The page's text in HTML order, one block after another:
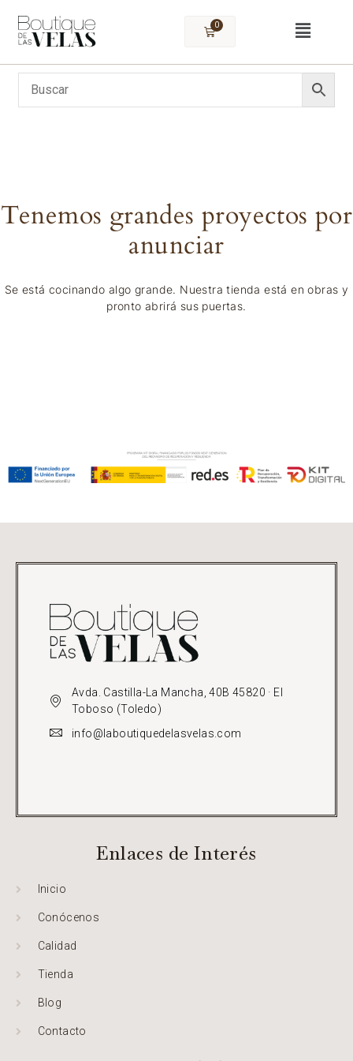
0
Tenemos grandes proyectos por
anunciar
Se está cocinando algo grande. Nuestra tienda está en obras y
pronto abrirá sus puertas.
Avda. Castilla-La Mancha, 40B 45820 · El
Toboso (Toledo)
info@laboutiquedelasvelas.com
Enlaces de Interés
Inicio
Conócenos
Calidad
Tienda
Blog
Contacto